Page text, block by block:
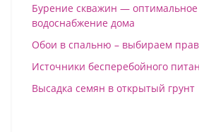
Бурение скважин — оптимальное
водоснабжение дoма
Обои в спальню – выбираем
Источники бесперебойного
Высадка семян в открытый грунт